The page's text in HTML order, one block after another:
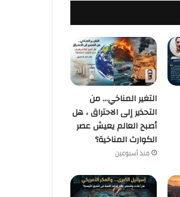
التغير المناخي… من
التحذير إلى الاحتراق ، هل
أصبح العالم يعيش عصر
الكوارث المناخية؟
منذ أسبوعين